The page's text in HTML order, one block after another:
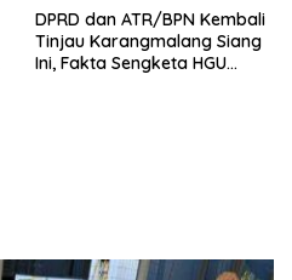
DPRD dan ATR/BPN Kembali
Tinjau Karangmalang Siang
Ini, Fakta Sengketa HGU